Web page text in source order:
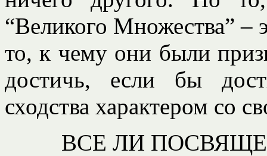
“Великого Множества” –
то, к чему они были
достичь, если бы
сходства характером со
ВСЕ ЛИ